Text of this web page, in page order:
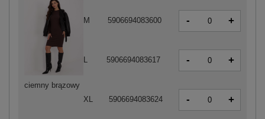
ciemny brązowy
M 5906694083600 - +
L 5906694083617 - +
XL 5906694083624 - +